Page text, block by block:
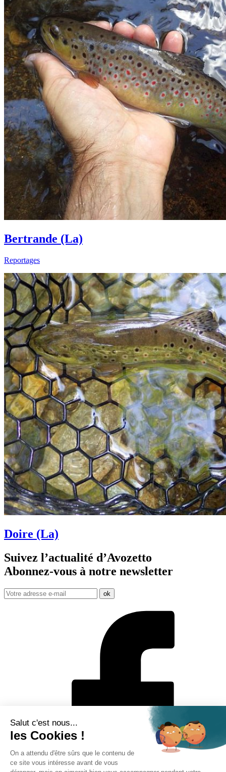
Bertrande (La)
Reportages
Doire (La)
Suivez l’actualité d’Avozetto
Abonnez-vous à notre newsletter